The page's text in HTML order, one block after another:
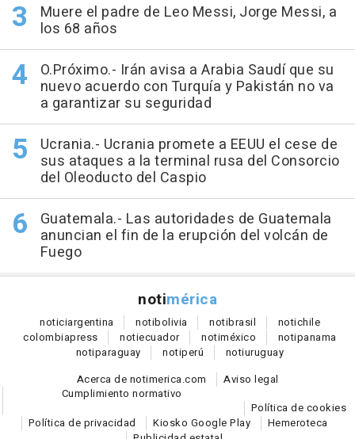
Muere el padre de Leo Messi, Jorge Messi, a
los 68 años
O.Próximo.- Irán avisa a Arabia Saudí que su
nuevo acuerdo con Turquía y Pakistán no va
a garantizar su seguridad
Ucrania.- Ucrania promete a EEUU el cese de
sus ataques a la terminal rusa del Consorcio
del Oleoducto del Caspio
Guatemala.- Las autoridades de Guatemala
anuncian el fin de la erupción del volcán de
Fuego
notimérica
noticiargentina notibolivia notibrasil notichile
colombiapress notiecuador notiméxico notipanama
notiparaguay notiperú notiuruguay
Acerca de notimerica.com
Aviso legal
Cumplimiento normativo
Política de cookies
Política de privacidad
Kiosko Google Play
Hemeroteca